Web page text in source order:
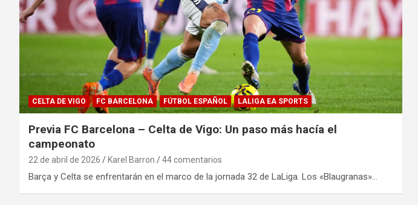
CELTA DE VIGO FC BARCELONA FÚTBOL ESPAÑOL LALIGA EA SPORTS
Previa FC Barcelona – Celta de Vigo: Un paso más hacía el
campeonato
22 de abril de 2026 Karel Barron 44 comentarios
Barça y Celta se enfrentarán en el marco de la jornada 32 de LaLiga. Los «Blaugranas»…